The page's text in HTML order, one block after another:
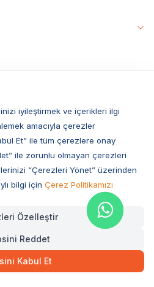
iyileştirmek ve içerikleri ilgi
amacıyla çerezler
Et” ile tüm çerezlere onay
ile zorunlu olmayan çerezleri
“Çerezleri Yönet” üzerinden
bilgi için Çerez Politikamızı
Özelleştir
Reddet
Kabul Et